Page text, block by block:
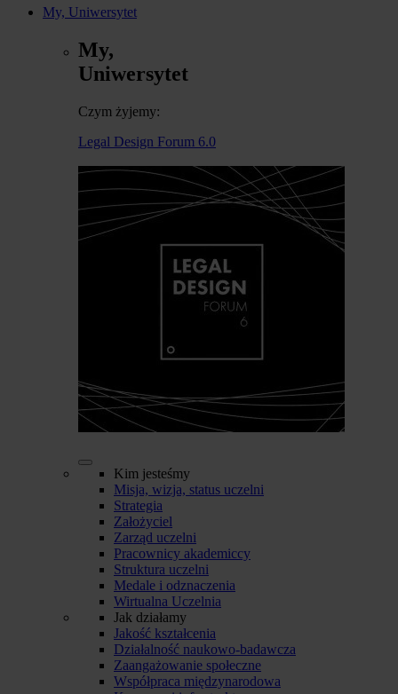
My, Uniwersytet
My,
Uniwersytet
Czym żyjemy:
Legal Design Forum 6.0
Kim jesteśmy
Misja, wizja, status uczelni
Strategia
Założyciel
Zarząd uczelni
Pracownicy akademiccy
Struktura uczelni
Medale i odznaczenia
Wirtualna Uczelnia
Jak działamy
Jakość kształcenia
Działalność naukowo-badawcza
Zaangażowanie społeczne
Współpraca międzynarodowa